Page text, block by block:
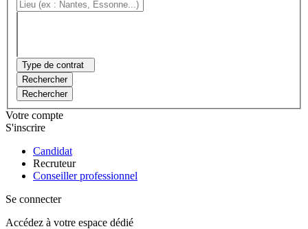
Type de contrat
Rechercher
Rechercher
Votre compte
S'inscrire
Candidat
Recruteur
Conseiller professionnel
Se connecter
Accédez à votre espace dédié